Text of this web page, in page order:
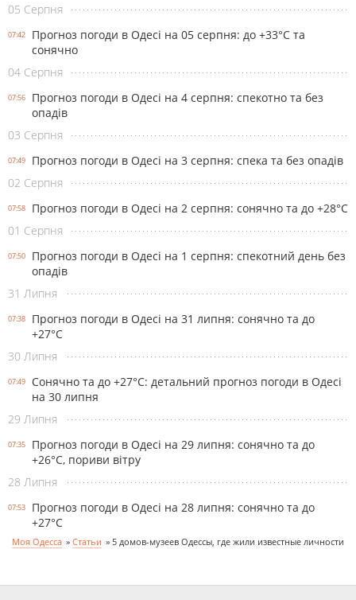
05 Серпня
07:42
Прогноз погоди в Одесі на 05 серпня: до +33°С та
сонячно
04 Серпня
07:56
Прогноз погоди в Одесі на 4 серпня: спекотно та без
опадів
03 Серпня
07:49
Прогноз погоди в Одесі на 3 серпня: спека та без опадів
02 Серпня
07:58
Прогноз погоди в Одесі на 2 серпня: сонячно та до +28°С
01 Серпня
07:50
Прогноз погоди в Одесі на 1 серпня: спекотний день без
опадів
31 Липня
07:38
Прогноз погоди в Одесі на 31 липня: сонячно та до
+27°С
30 Липня
07:49
Сонячно та до +27°С: детальний прогноз погоди в Одесі
на 30 липня
29 Липня
07:35
Прогноз погоди в Одесі на 29 липня: сонячно та до
+26°С, пориви вітру
28 Липня
07:53
Прогноз погоди в Одесі на 28 липня: сонячно та до
+27°С
Моя Одесса » Cтатьи » 5 домов-музеев Одессы, где жили известные личности